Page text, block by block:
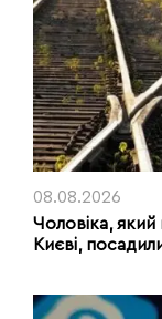
08.08.2026
Чоловіка, який
Києві,